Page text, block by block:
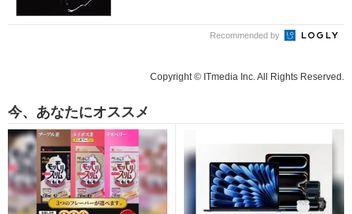
Recommended by
Copyright © ITmedia Inc. All Rights Reserved.
今、あなたにオススメ